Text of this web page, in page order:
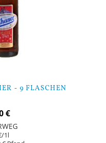
- 9 FLASCHEN
€
/1l